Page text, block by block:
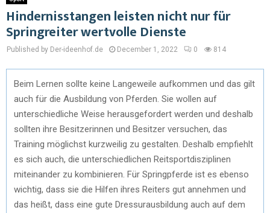
Hindernisstangen leisten nicht nur für
Springreiter wertvolle Dienste
Published by Der-ideenhof.de December 1, 2022 0 814
Beim Lernen sollte keine Langeweile aufkommen und das gilt
auch für die Ausbildung von Pferden. Sie wollen auf
unterschiedliche Weise herausgefordert werden und deshalb
sollten ihre Besitzerinnen und Besitzer versuchen, das
Training möglichst kurzweilig zu gestalten. Deshalb empfiehlt
es sich auch, die unterschiedlichen Reitsportdisziplinen
miteinander zu kombinieren. Für Springpferde ist es ebenso
wichtig, dass sie die Hilfen ihres Reiters gut annehmen und
das heißt, dass eine gute Dressurausbildung auch auf dem